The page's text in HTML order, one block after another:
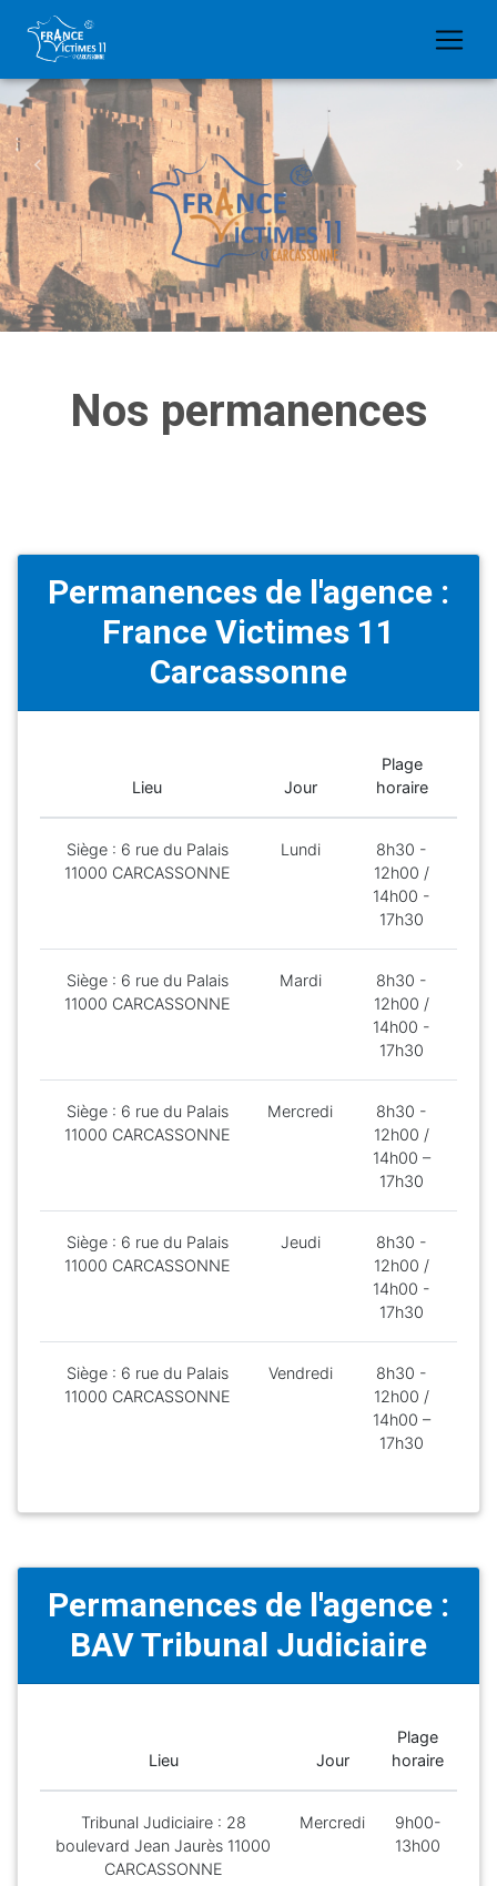
Previous Next
Nos permanences
Permanences de l'agence :
France Victimes 11
Carcassonne
Lieu Jour
Plage
horaire
Siège : 6 rue du Palais
11000 CARCASSONNE
Lundi
8h30 -
12h00 /
14h00 -
17h30
Siège : 6 rue du Palais
11000 CARCASSONNE
Mardi
8h30 -
12h00 /
14h00 -
17h30
Siège : 6 rue du Palais
11000 CARCASSONNE
Mercredi
8h30 -
12h00 /
14h00 –
17h30
Siège : 6 rue du Palais
11000 CARCASSONNE
Jeudi
8h30 -
12h00 /
14h00 -
17h30
Siège : 6 rue du Palais
11000 CARCASSONNE
Vendredi
8h30 -
12h00 /
14h00 –
17h30
Permanences de l'agence :
BAV Tribunal Judiciaire
Lieu Jour
Plage
horaire
Tribunal Judiciaire : 28
boulevard Jean Jaurès 11000
CARCASSONNE
Mercredi
9h00-
13h00